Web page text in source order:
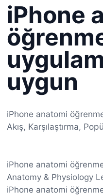
iPhone
uygun
iPhone anatomi
Akış, Karşılaştırma,
iPhone anatomi
Anatomy & Physiology
iPhone anatomi